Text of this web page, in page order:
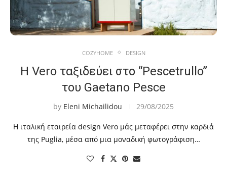
COZYHOME DESIGN
Η Vero ταξιδεύει στο “Pescetrullo”
του Gaetano Pesce
by Eleni Michailidou 29/08/2025
Η ιταλική εταιρεία design Vero μάς μεταφέρει στην καρδιά
της Puglia, μέσα από μια μοναδική φωτογράφιση…